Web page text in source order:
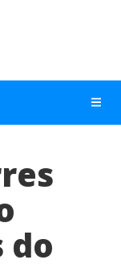
do